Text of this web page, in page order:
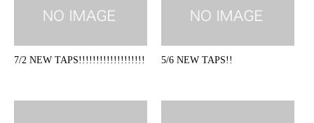
7/2 NEW TAPS!!!!!!!!!!!!!!!!!!! 5/6 NEW TAPS!!